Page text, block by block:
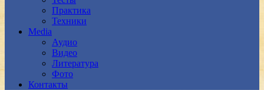
Практика
Техники
Media
Аудио
Видео
Литература
Фото
Контакты